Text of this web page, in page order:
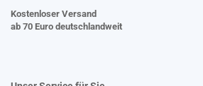
Kostenloser Versand
ab 70 Euro deutschlandweit